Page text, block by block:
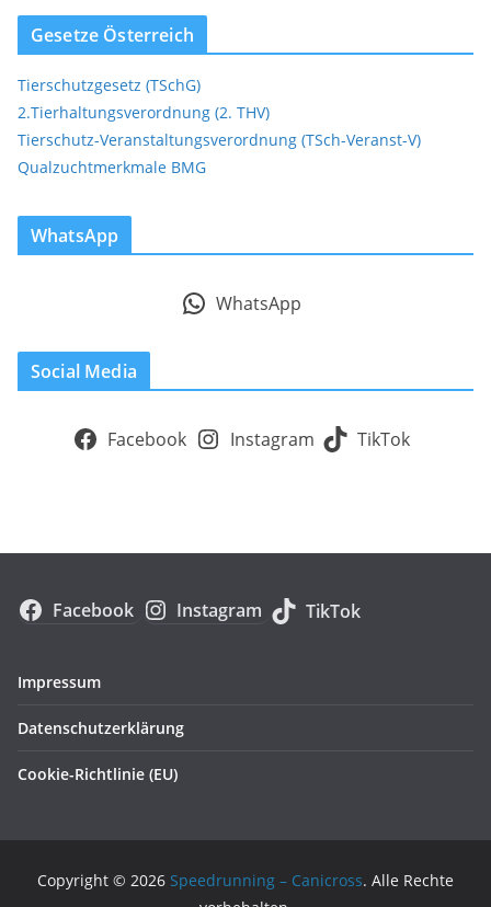
Gesetze Österreich
Tierschutzgesetz (TSchG)
2.Tierhaltungsverordnung (2. THV)
Tierschutz-Veranstaltungsverordnung (TSch-Veranst-V)
Qualzuchtmerkmale BMG
WhatsApp
WhatsApp
Social Media
Facebook Instagram TikTok
Facebook Instagram TikTok
Impressum
Datenschutzerklärung
Cookie-Richtlinie (EU)
Copyright © 2026 Speedrunning – Canicross. Alle Rechte